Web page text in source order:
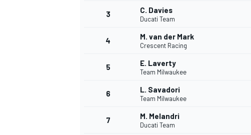
3 C. Davies
Ducati Team
4 M. van der Mark
Crescent Racing
5 E. Laverty
Team Milwaukee
6 L. Savadori
Team Milwaukee
7 M. Melandri
Ducati Team